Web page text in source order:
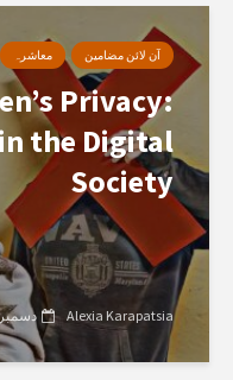
آن لائن مضامین معاشرہ
Privacy:
the Digital
Society
Alexia Karapatsia دسمبر 18,